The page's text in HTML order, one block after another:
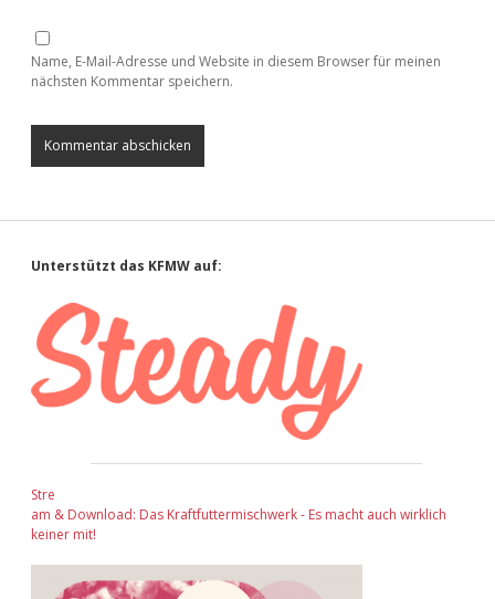
Name, E-Mail-Adresse und Website in diesem Browser für meinen
nächsten Kommentar speichern.
Sidebar
Unterstützt das KFMW auf:
Stre
am & Download: Das Kraftfuttermischwerk - Es macht auch wirklich
keiner mit!